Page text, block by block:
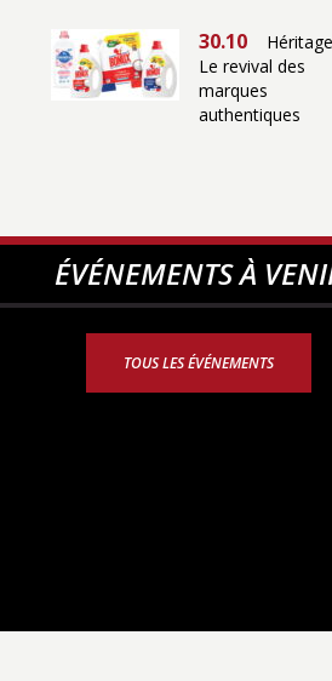
30.10
Le revival des
marques
authentiques
ÉVÉNEMENTS À
TOUS LES ÉVÉNEMENTS